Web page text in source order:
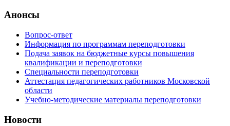
Анонсы
Вопрос-ответ
Информация по программам переподготовки
Подача заявок на бюджетные курсы повышения
квалификации и переподготовки
Специальности переподготовки
Аттестация педагогических работников Московской
области
Учебно-методические материалы переподготовки
Новости